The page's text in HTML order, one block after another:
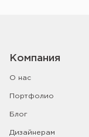
Компания
О нас
Портфолио
Блог
Дизайнерам